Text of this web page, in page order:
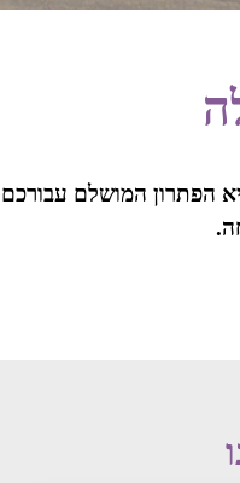
הפתרון המושלם